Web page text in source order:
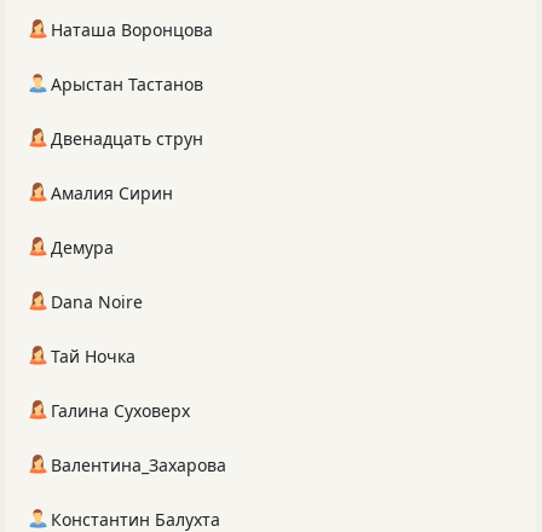
Наташа Воронцова
Арыстан Тастанов
Двенадцать струн
Амалия Сирин
Демура
Dana Noire
Тай Ночка
Галина Суховерх
Валентина_Захарова
Константин Балухта